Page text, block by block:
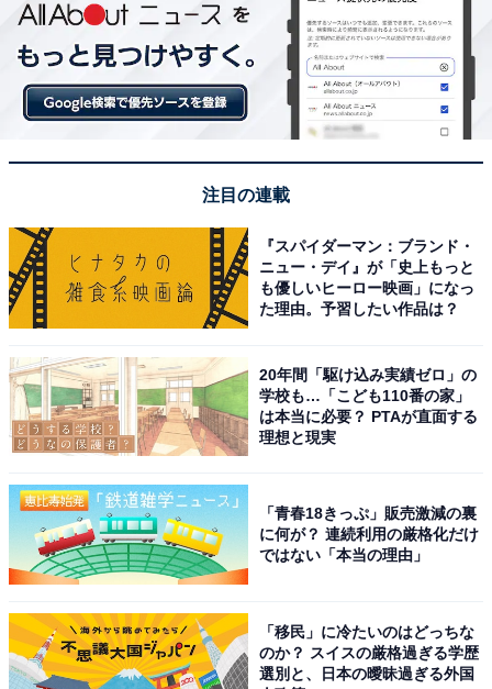
外観が「映え」る海外パビリオンはここ！
外観を見るだけなら待たずとも楽しめる。
ウズベキスタン館
注目の連載
『スパイダーマン：ブランド・
ニュー・デイ』が「史上もっと
も優しいヒーロー映画」になっ
た理由。予習したい作品は？
20年間「駆け込み実績ゼロ」の
学校も…「こども110番の家」
は本当に必要？ PTAが直面する
理想と現実
「青春18きっぷ」販売激減の裏
に何が？ 連続利用の厳格化だけ
ではない「本当の理由」
「移民」に冷たいのはどっちな
のか？ スイスの厳格過ぎる学歴
選別と、日本の曖昧過ぎる外国